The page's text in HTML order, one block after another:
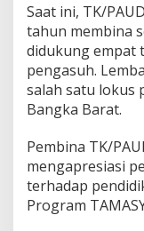
Saat ini, TK/
tahun membina
didukung empat
pengasuh.
salah satu lokus
Bangka Barat.
Pembina TK/
mengapresiasi
terhadap
Program